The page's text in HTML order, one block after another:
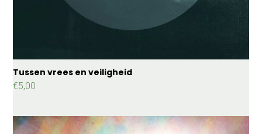
Tussen vrees en veiligheid
€5,00